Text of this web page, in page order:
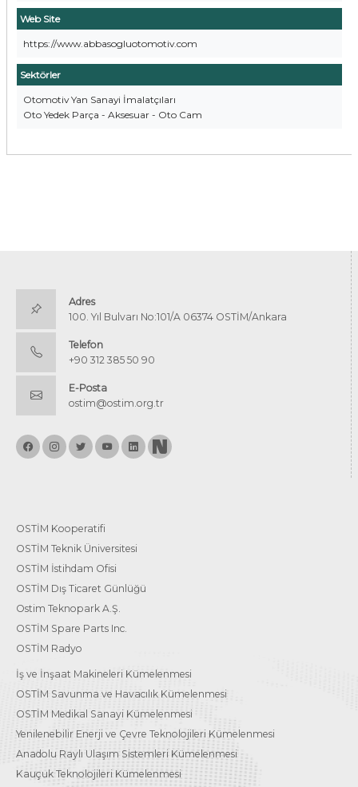
Web Site
https://www.abbasogluotomotiv.com
Sektörler
Otomotiv Yan Sanayi İmalatçıları
Oto Yedek Parça - Aksesuar - Oto Cam
Adres
100. Yıl Bulvarı No:101/A 06374 OSTİM/Ankara
Telefon
+90 312 385 50 90
E-Posta
ostim@ostim.org.tr
OSTİM Kooperatifi
OSTİM Teknik Üniversitesi
OSTİM İstihdam Ofisi
OSTİM Dış Ticaret Günlüğü
Ostim Teknopark A.Ş.
OSTİM Spare Parts Inc.
OSTİM Radyo
İş ve İnşaat Makineleri Kümelenmesi
OSTİM Savunma ve Havacılık Kümelenmesi
OSTİM Medikal Sanayi Kümelenmesi
Yenilenebilir Enerji ve Çevre Teknolojileri Kümelenmesi
Anadolu Raylı Ulaşım Sistemleri Kümelenmesi
Kauçuk Teknolojileri Kümelenmesi